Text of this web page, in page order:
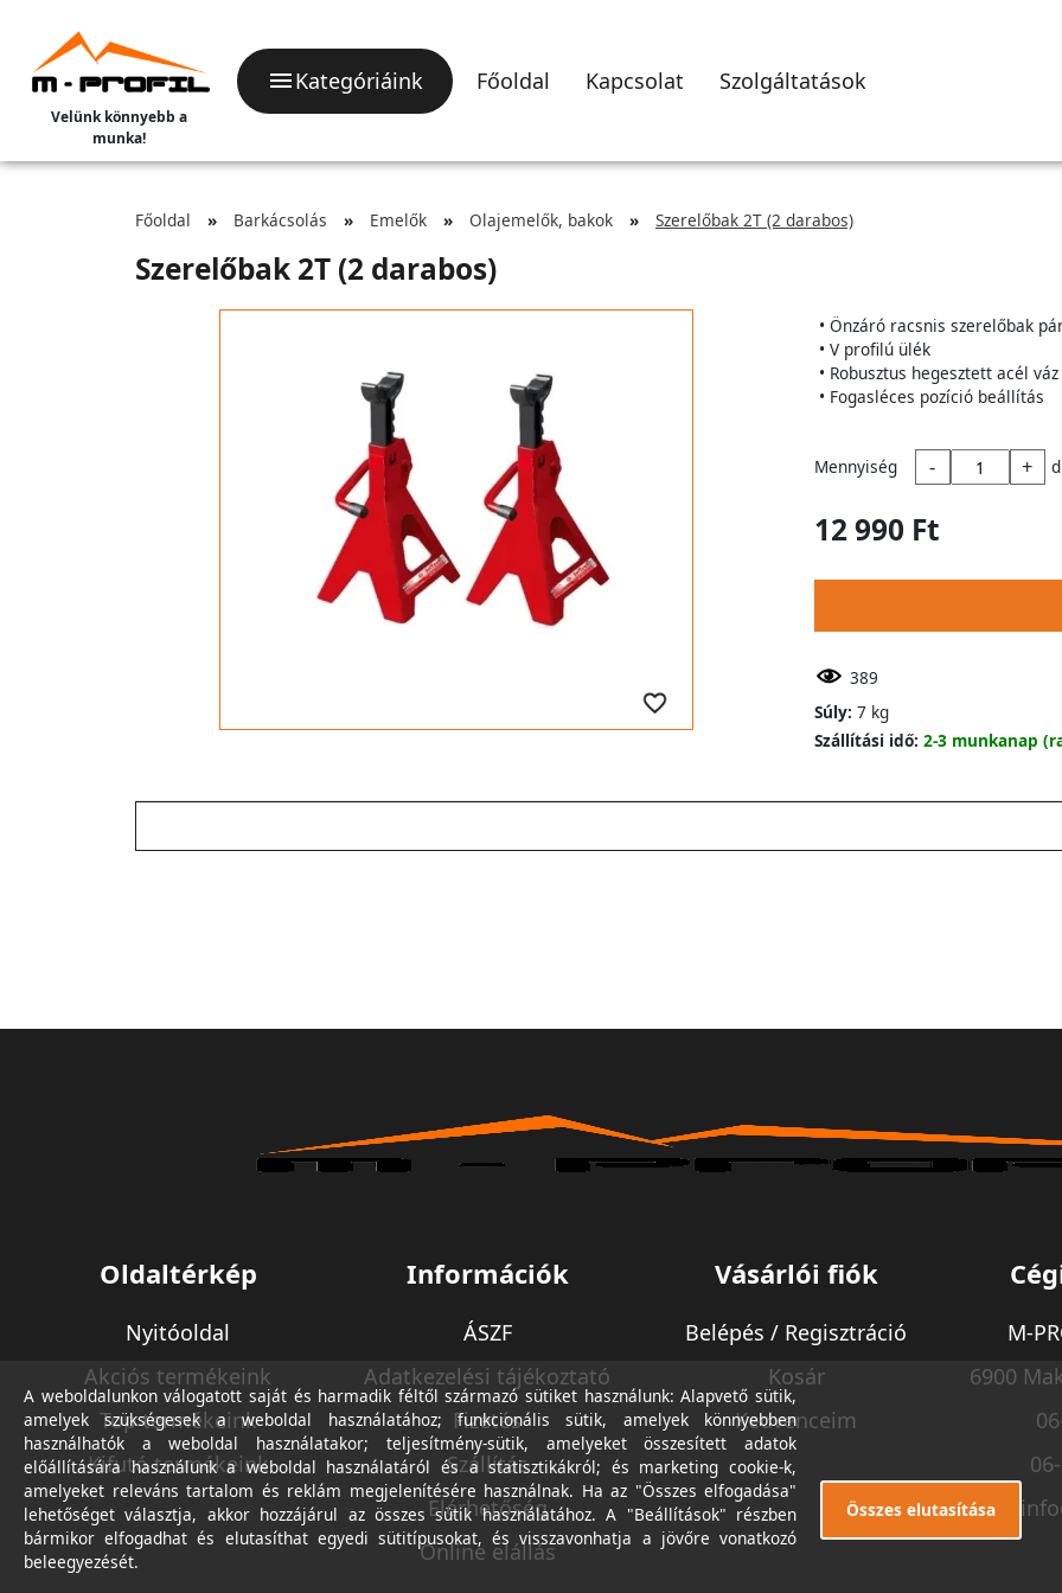
Velünk könnyebb a
munka!
Kategóriáink Főoldal Kapcsolat Szolgáltatások
Főoldal Barkácsolás Emelők Olajemelők, bakok Szerelőbak 2T (2 darabos)
Szerelőbak 2T (2 darabos)
• Önzáró racsnis szerelőbak
• V profilú ülék
• Robusztus hegesztett acél
• Fogasléces pozíció beállítás
Mennyiség - +
12 990 Ft
389
Súly: 7 kg
Szállítási idő: 2-3 munkanap
Oldaltérkép
Nyitóoldal
Akciós termékeink
Top termékeink
Kifutó termékeink
Információk
ÁSZF
Adatkezelési tájékoztató
Fizetés
Szállítás
Elérhetőség
Online elállás
Vásárlói fiók
Belépés / Regisztráció
Kosár
Kedvenceim
M-
6900
A weboldalunkon válogatott saját és harmadik féltől származó sütiket használunk: Alapvető sütik,
amelyek szükségesek a weboldal használatához; funkcionális sütik, amelyek könnyebben
használhatók a weboldal használatakor; teljesítmény-sütik, amelyeket összesített adatok
előállítására használunk a weboldal használatáról és a statisztikákról; és marketing cookie-k,
amelyeket releváns tartalom és reklám megjelenítésére használnak. Ha az "Összes elfogadása"
lehetőséget választja, akkor hozzájárul az összes sütik használatához. A "Beállítások" részben
bármikor elfogadhat és elutasíthat egyedi sütitípusokat, és visszavonhatja a jövőre vonatkozó
beleegyezését.
Összes elutasítása